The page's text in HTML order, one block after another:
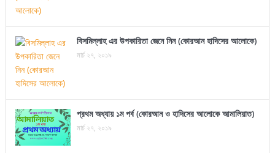
বিসমিল্লাহ এর উপকারিতা জেনে নিন (কোরআন হাদিসের আলোকে)
মার্চ ২৭, ২০১৯
প্রথম অধ্যায় ১ম পর্ব (কোরআন ও হাদিসের আলোকে আমালিয়াত)
মার্চ ২৭, ২০১৯